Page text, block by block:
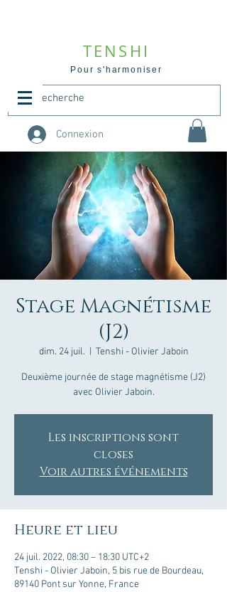
TENSHI
Pour s'harmoniser
Connexion
Stage Magnétisme
(J2)
dim. 24 juil.
  |
Tenshi - Olivier Jaboin
Deuxième journée de stage magnétisme (J2)
avec Olivier Jaboin.
Les inscriptions sont
closes
Voir autres événements
Heure et lieu
24 juil. 2022, 08:30 – 18:30 UTC+2
Tenshi - Olivier Jaboin, 5 bis rue de Bourdeau,
89140 Pont sur Yonne, France